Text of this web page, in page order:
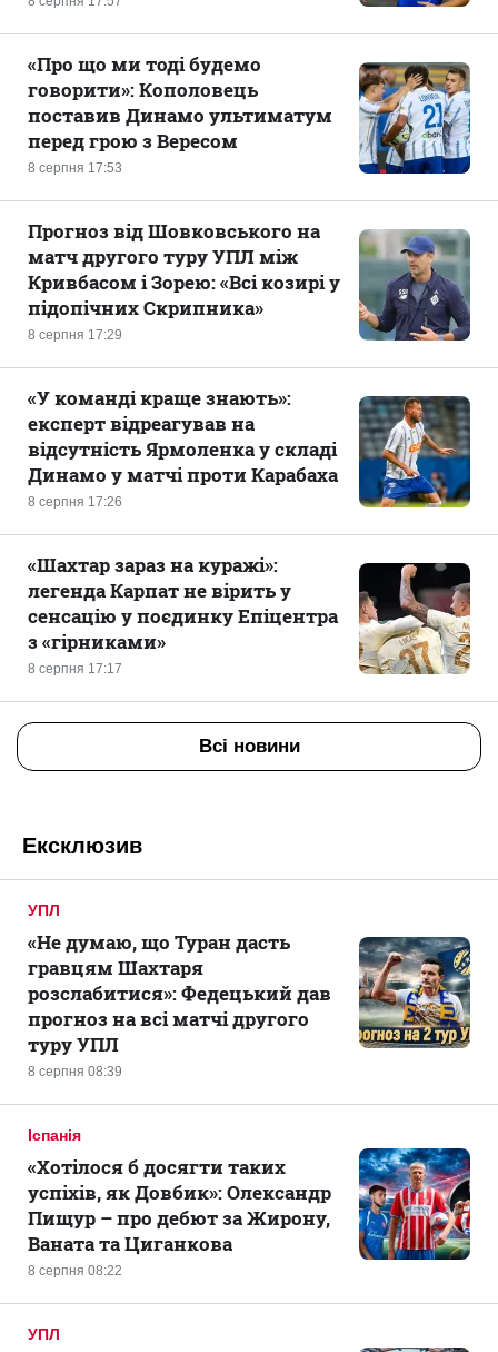
8 серпня 17:53
«Про що ми тоді будемо
говорити»: Кополовець
поставив Динамо ультиматум
перед грою з Вересом
8 серпня 17:29
Прогноз від Шовковського на
матч другого туру УПЛ між
Кривбасом і Зорею: «Всі козирі у
підопічних Скрипника»
8 серпня 17:26
«У команді краще знають»:
експерт відреагував на
відсутність Ярмоленка у складі
Динамо у матчі проти Карабаха
8 серпня 17:17
«Шахтар зараз на куражі»:
легенда Карпат не вірить у
сенсацію у поєдинку Епіцентра
з «гірниками»
Всі новини
Ексклюзив
УПЛ
8 серпня 08:39
«Не думаю, що Туран дасть
гравцям Шахтаря
розслабитися»: Федецький дав
прогноз на всі матчі другого
туру УПЛ
Іспанія
8 серпня 08:22
«Хотілося б досягти таких
успіхів, як Довбик»: Олександр
Пищур – про дебют за Жирону,
Ваната та Циганкова
УПЛ